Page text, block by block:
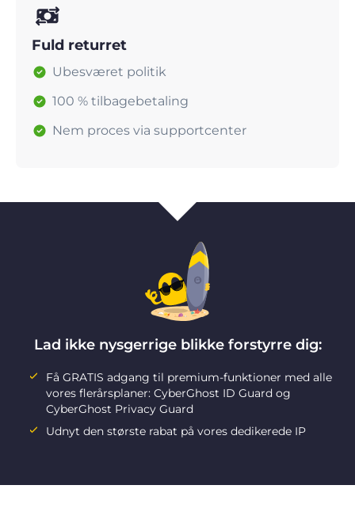
Fuld returret
Ubesværet politik
100 % tilbagebetaling
Nem proces via supportcenter
Lad ikke nysgerrige blikke forstyrre dig:
Få GRATIS adgang til premium-funktioner med alle
vores flerårsplaner: CyberGhost ID Guard og
CyberGhost Privacy Guard
Udnyt den største rabat på vores dedikerede IP